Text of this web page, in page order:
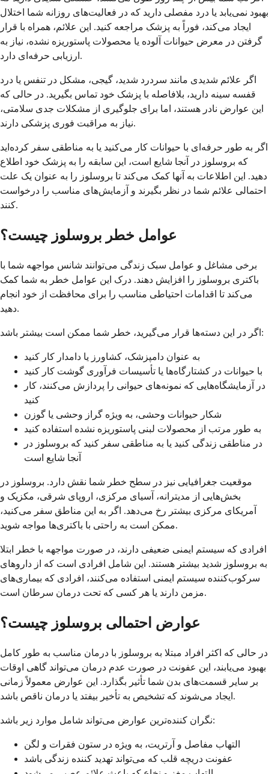
بهبود نمی‌یابد یا درد مفصلی دارید که در فعالیت‌های روزانه شما اختلال
ایجاد می‌کند، فوراً به پزشک مراجعه کنید. این علائم، همراه با قرار
گرفتن در معرض حیوانات آلوده یا محصولات پاستوریزه نشده، نیاز به
ارزیابی حرفه‌ای دارد.
اگر علائم شدیدی مانند سردرد شدید، گیجی، مشکل در تنفس یا درد
قفسه سینه دارید، بلافاصله با پزشک خود تماس بگیرید. در حالی که
این عوارض نادر هستند، اما برای جلوگیری از مشکلات جدی سلامتی،
نیاز به مراقبت فوری پزشکی دارند.
اگر به طور حرفه‌ای با حیوانات کار می‌کنید یا به مناطقی سفر کرده‌اید
که بروسلوز در آنجا شایع است، این سابقه را به پزشک خود اطلاع
دهید. این اطلاعات به آنها کمک می‌کند تا بروسلوز را به عنوان یک علت
احتمالی علائم شما در نظر بگیرند و آزمایش‌های مناسب را درخواست
کنند.
عوامل خطر بروسلوز چیست؟
برخی مشاغل و عوامل سبک زندگی می‌توانند شانس مواجهه شما با
باکتری بروسلوز را افزایش دهند. درک این عوامل خطر به شما کمک
می‌کند تا اقدامات احتیاطی مناسب را برای محافظت از خود انجام
دهید.
اگر در این دسته‌ها قرار می‌گیرید، خطر شما ممکن است بیشتر باشد:
به عنوان دامپزشک، کشاورز یا دامدار کار کنید
با حیوانات در کشتارگاه‌ها یا تأسیسات فرآوری گوشت کار کنید
در آزمایشگاه‌هایی که نمونه‌های حیوانی را پردازش می‌کنند، کار
کنید
شکار حیوانات وحشی، به ویژه گراز وحشی یا گوزن
به طور مرتب از محصولات لبنی پاستوریزه نشده استفاده کنید
در مناطقی زندگی کنید یا به مناطقی سفر کنید که بروسلوز در
آنجا شایع است
موقعیت جغرافیایی نیز در سطح خطر شما نقش دارد. بروسلوز در
بخش‌هایی از مدیترانه، آسیای مرکزی، اروپای شرقی، مکزیک و
آمریکای مرکزی بیشتر رخ می‌دهد. اگر به این مناطق سفر می‌کنید،
ممکن است به راحتی با باکتری‌ها مواجه شوید.
افرادی که سیستم ایمنی ضعیفی دارند، در صورت مواجهه با خطر ابتلا
به بروسلوز شدید بیشتر هستند. این شامل افرادی است که از داروهای
سرکوب‌کننده سیستم ایمنی استفاده می‌کنند، افرادی که بیماری‌های
مزمن دارند یا هر کسی که تحت درمان سرطان است.
عوارض احتمالی بروسلوز چیست؟
در حالی که اکثر افراد مبتلا به بروسلوز با درمان مناسب به طور کامل
بهبود می‌یابند، این عفونت در صورت عدم درمان می‌تواند گاهی اوقات
بر سایر قسمت‌های بدن شما تأثیر بگذارد. این عوارض معمولاً زمانی
ایجاد می‌شوند که تشخیص به تأخیر بیفتد یا درمان ناقص باشد.
نگران کننده‌ترین عوارض می‌تواند شامل موارد زیر باشد:
التهاب مفاصل و آرتریت، به ویژه در ستون فقرات و لگن
عفونت دریچه قلب که می‌تواند تهدید کننده زندگی باشد